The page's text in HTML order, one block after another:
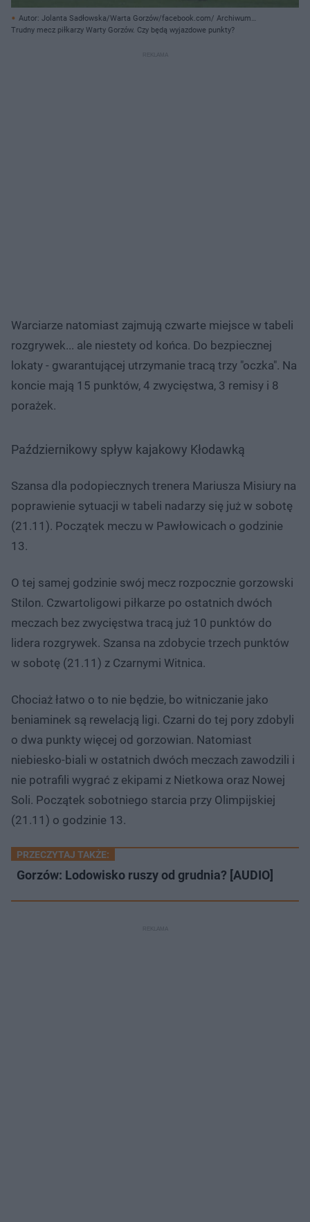
Autor: Jolanta Sadłowska/Warta Gorzów/facebook.com/ Archiwum
prywatne
Trudny mecz piłkarzy Warty Gorzów. Czy będą wyjazdowe punkty?
Warciarze natomiast zajmują czwarte miejsce w tabeli
rozgrywek... ale niestety od końca. Do bezpiecznej
lokaty - gwarantującej utrzymanie tracą ​trzy "oczka". Na
koncie mają 15 punktów, 4 zwycięstwa, 3 remisy i 8
porażek.
Październikowy spływ kajakowy Kłodawką
Szansa dla podopiecznych trenera Mariusza Misiury na
poprawienie sytuacji w tabeli nadarzy się już w sobotę
(21.11). Początek meczu w Pawłowicach o godzinie
13.
O tej samej godzinie swój mecz rozpocznie gorzowski
Stilon. Czwartoligowi piłkarze po ostatnich dwóch
meczach bez zwycięstwa tracą już 10 punktów do
lidera rozgrywek. Szansa na zdobycie trzech punktów
w sobotę (21.11) z Czarnymi Witnica.
Chociaż łatwo o to nie będzie, bo witniczanie jako
beniaminek są rewelacją ligi. Czarni do tej pory zdobyli
o dwa punkty więcej od gorzowian. Natomiast
niebiesko-biali w ostatnich dwóch meczach zawodzili i
nie potrafili wygrać z ekipami z Nietkowa oraz Nowej
Soli. Początek sobotniego starcia przy Olimpijskiej
(21.11) o godzinie 13. ​
PRZECZYTAJ TAKŻE:
Gorzów: Lodowisko ruszy od grudnia? [AUDIO]